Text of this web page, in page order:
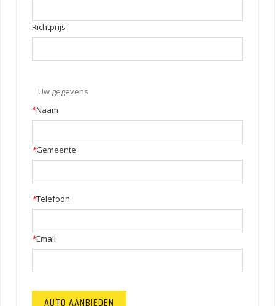
Richtprijs
Uw gegevens
*Naam
*Gemeente
*Telefoon
*Email